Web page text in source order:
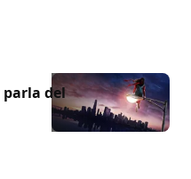
del